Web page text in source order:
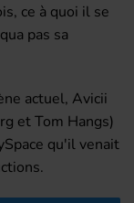
ce à quoi il se
pas sa
actuel, Avicii
et Tom Hangs)
qu'il venait